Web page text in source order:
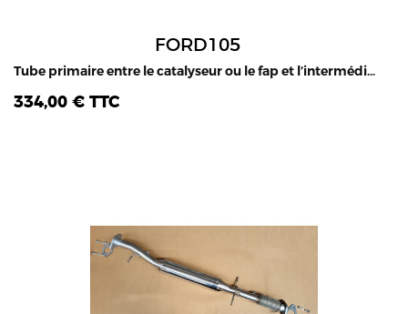
FORD105
Tube primaire entre le catalyseur ou le fap et l’intermédiaire, Ford Ranger 2.2L & 3.2L TDCI, 2011-2019
334,00 € TTC